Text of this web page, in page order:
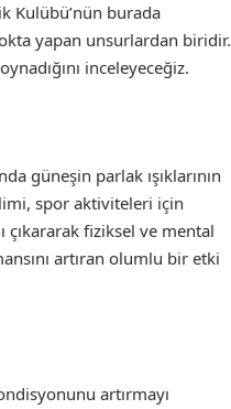
Kulübü’nün burada
yapan unsurlardan biridir.
inceleyeceğiz.
güneşin parlak ışıklarının
spor aktiviteleri için
çıkararak fiziksel ve mental
artıran olumlu bir etki
artırmayı